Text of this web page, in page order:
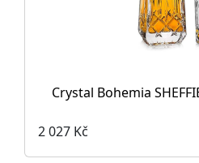
Crystal Bohemia
2 027 Kč